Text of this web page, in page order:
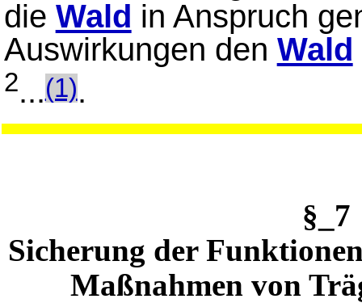
die Wald in Anspruch
Auswirkungen den Wald
2...(1).
Sicherung der
Maßnahmen von